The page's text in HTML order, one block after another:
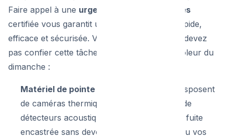
Faire appel à une urgence plombier Bruxelles
certifiée vous garantit une prise en charge rapide,
efficace et sécurisée. Voici pourquoi vous ne devez
pas confier cette tâche à n'importe quel bricoleur du
dimanche :
Matériel de pointe :
Les professionnels disposent
de caméras thermiques, d'endoscopes et de
détecteurs acoustiques pour localiser une fuite
encastrée sans devoir détruire vos murs ou vos